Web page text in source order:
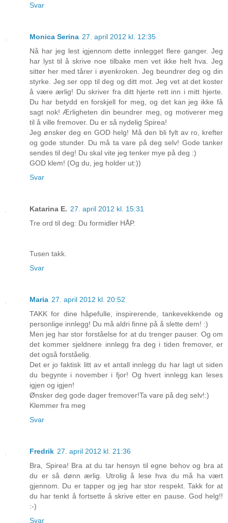
Svar
Monica Serina 27. april 2012 kl. 12:35
Nå har jeg lest igjennom dette innlegget flere ganger. Jeg
har lyst til å skrive noe tilbake men vet ikke helt hva. Jeg
sitter her med tårer i øyenkroken. Jeg beundrer deg og din
styrke. Jeg ser opp til deg og ditt mot. Jeg vet at det koster
å være ærlig! Du skriver fra ditt hjerte rett inn i mitt hjerte.
Du har betydd en forskjell for meg, og det kan jeg ikke få
sagt nok! Ærligheten din beundrer meg, og motiverer meg
til å ville fremover. Du er så nydelig Spirea!
Jeg ønsker deg en GOD helg! Må den bli fylt av ro, krefter
og gode stunder. Du må ta vare på deg selv! Gode tanker
sendes til deg! Du skal vite jeg tenker mye på deg :)
GOD klem! (Og du, jeg holder ut:))
Svar
Katarina E. 27. april 2012 kl. 15:31
Tre ord til deg: Du formidler HÅP.
Tusen takk.
Svar
Maria 27. april 2012 kl. 20:52
TAKK for dine håpefulle, inspirerende, tankevekkende og
personlige innlegg! Du må aldri finne på å slette dem! :)
Men jeg har stor forståelse for at du trenger pauser. Og om
det kommer sjeldnere innlegg fra deg i tiden fremover, er
det også forståelig.
Det er jo faktisk litt av et antall innlegg du har lagt ut siden
du begynte i november i fjor! Og hvert innlegg kan leses
igjen og igjen!
Ønsker deg gode dager fremover!Ta vare på deg selv!:)
Klemmer fra meg
Svar
Fredrik 27. april 2012 kl. 21:36
Bra, Spirea! Bra at du tar hensyn til egne behov og bra at
du er så dønn ærlig. Utrolig å lese hva du må ha vært
gjennom. Du er tapper og jeg har stor respekt. Takk for at
du har tenkt å fortsette å skrive etter en pause. God helg!!
:-)
Svar